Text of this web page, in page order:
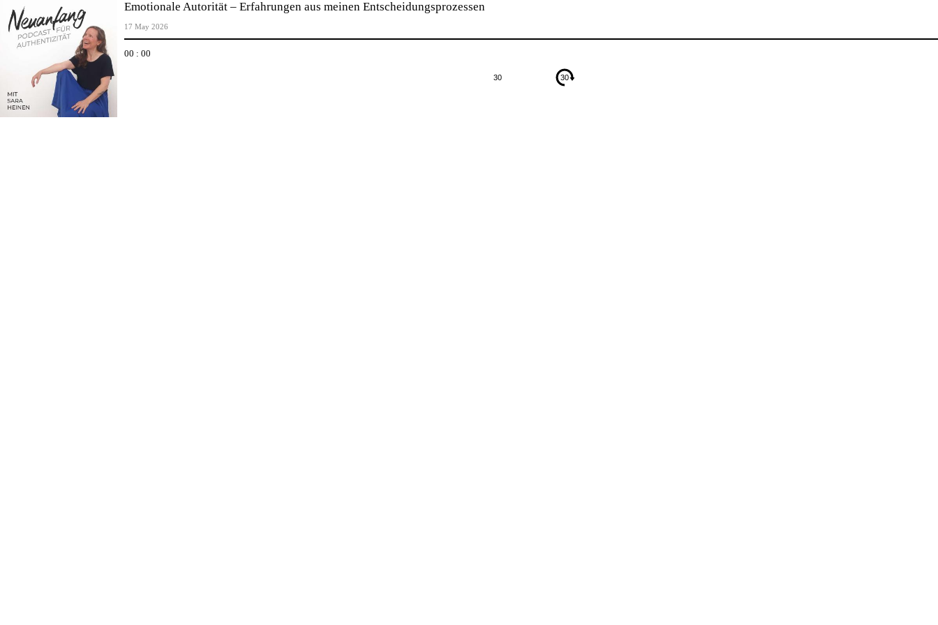
Emotionale Autorität – Erfahrungen aus meinen Entscheidungsprozessen
17 May 2026
00 : 00
30 30